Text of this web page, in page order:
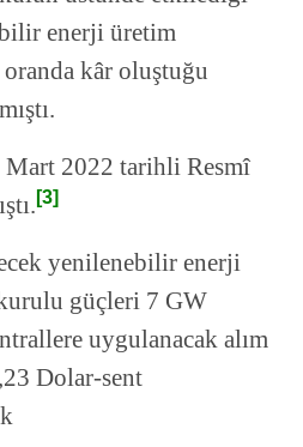
enerji üretim
oranda kâr oluştuğu
Mart 2022 tarihli Resmî
[3]
yenilenebilir enerji
güçleri 7 GW
uygulanacak alım
Dolar-sent